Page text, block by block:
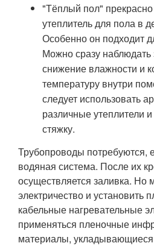
"Тёплый пол" прекрасно
утеплитель для пола в
Особенно он подходит
Можно сразу наблюдать
снижение влажности и
температуру внутри
следует использовать
различные утеплители
стяжку.
Трубопроводы потребуются,
водяная система. После их
осуществляется заливка. Но
электричество и установить
кабельные нагревательные
применяться пленочные
материалы,